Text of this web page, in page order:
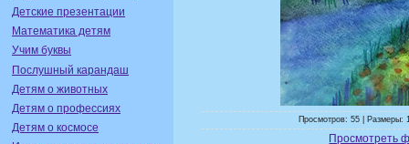
Детские презентации
Математика детям
Учим буквы
Послушный карандаш
Детям о животных
Детям о профессиях
Детям о космосе
Просмотров: 55 | Размеры:
Просмотреть